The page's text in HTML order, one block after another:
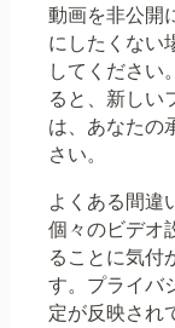
動画を非公開
にしたくない
してください
ると、新しい
は、あなたの
さい。
よくある間違
個々のビデオ
ることに気付
す。プライバ
定が反映され